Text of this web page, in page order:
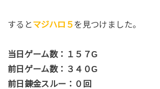
すると マジハロ５を見つけました。
当日ゲーム数：１５７G
前日ゲーム数：３４０G
前日錬金スルー：０回